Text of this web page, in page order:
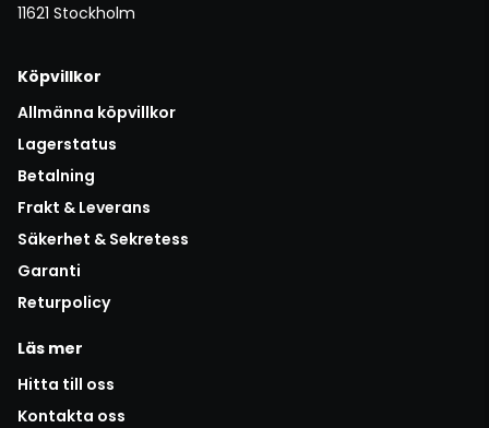
11621 Stockholm
Köpvillkor
Allmänna köpvillkor
Lagerstatus
Betalning
Frakt & Leverans
Säkerhet & Sekretess
Garanti
Returpolicy
Läs mer
Hitta till oss
Kontakta oss